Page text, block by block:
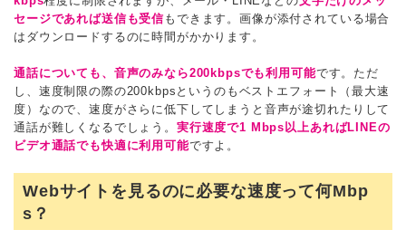
セージであれば送信も受信もできます。画像が添付されている場合
はダウンロードするのに時間がかかります。
通話についても、音声のみなら200kbpsでも利用可能です。ただ
し、速度制限の際の200kbpsというのもベストエフォート（最大速
度）なので、速度がさらに低下してしまうと音声が途切れたりして
通話が難しくなるでしょう。 実行速度で1 Mbps以上あればLINEの
ビデオ通話でも快適に利用可能ですよ。
Webサイトを見るのに必要な速度って何Mbp
s？